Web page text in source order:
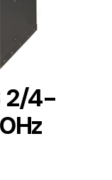
2/4-